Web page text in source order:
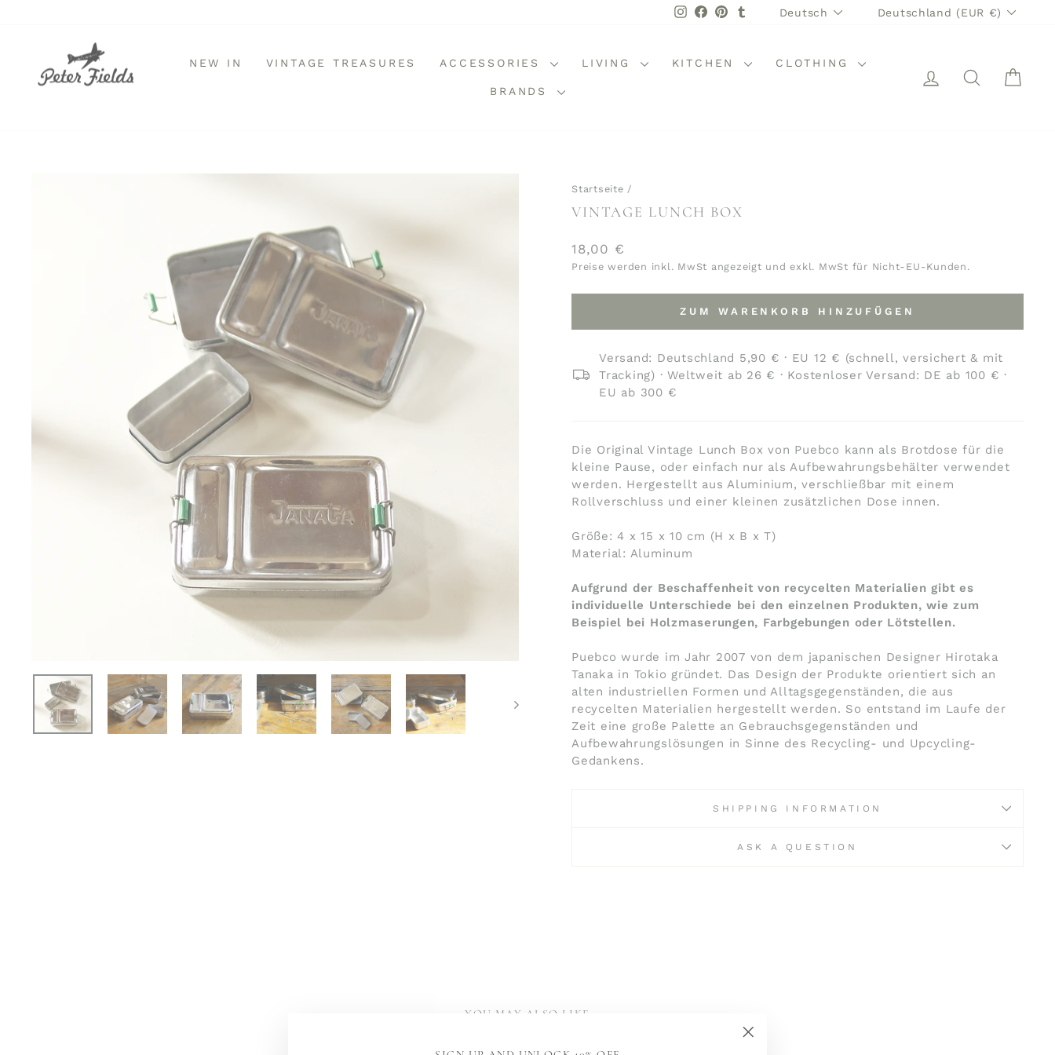
Instagram
Facebook
PinterestTumblrSPRACHE
Deutsch WÄHRUNG
Deutschland (EUR €)
NEW IN VINTAGE TREASURES ACCESSORIES LIVING KITCHEN CLOTHING
BRANDS
EINLOGGEN
SUCHE
Startseite /
VINTAGE LUNCH BOX
Normaler
Preis
18,00 €
Preise werden inkl. MwSt angezeigt und exkl. MwSt für Nicht-EU-Kunden.
ZUM WARENKORB HINZUFÜGEN
Versand: Deutschland 5,90 € · EU 12 € (schnell, versichert & mit
Tracking) · Weltweit ab 26 € · Kostenloser Versand: DE ab 100 € ·
EU ab 300 €
Die Original Vintage Lunch Box von Puebco kann als Brotdose für die
kleine Pause, oder einfach nur als Aufbewahrungsbehälter verwendet
werden. Hergestellt aus Aluminium, verschließbar mit einem
Rollverschluss und einer kleinen zusätzlichen Dose innen.
Größe: 4 x 15 x 10 cm (H x B x T)
Material: Aluminum
Aufgrund der Beschaffenheit von recycelten Materialien gibt es
individuelle Unterschiede bei den einzelnen Produkten, wie zum
Beispiel bei Holzmaserungen, Farbgebungen oder Lötstellen.
Puebco wurde im Jahr 2007 von dem japanischen Designer Hirotaka
Tanaka in Tokio gründet. Das Design der Produkte orientiert sich an
alten industriellen Formen und Alltagsgegenständen, die aus
recycelten Materialien hergestellt werden. So entstand im Laufe der
Zeit eine große Palette an Gebrauchsgegenständen und
Aufbewahrungslösungen in Sinne des Recycling- und Upcycling-
Gedankens.
SHIPPING INFORMATION
ASK A QUESTION
YOU MAY ALSO LIKE